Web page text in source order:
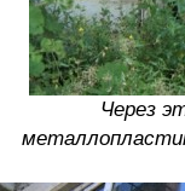
Через